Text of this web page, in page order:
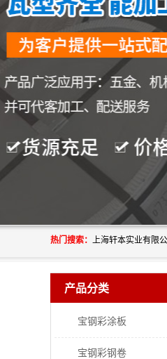
热门搜索：
产品分类
宝钢彩涂板
宝钢彩钢卷